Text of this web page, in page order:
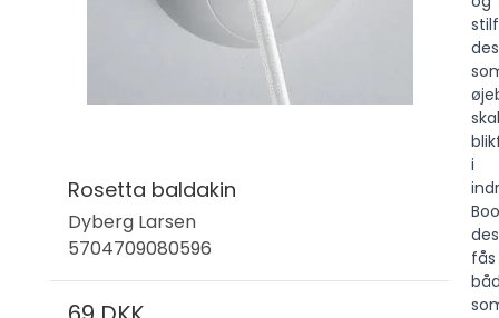
Rosetta baldakin
Dyberg Larsen
5704709080596
i
fås